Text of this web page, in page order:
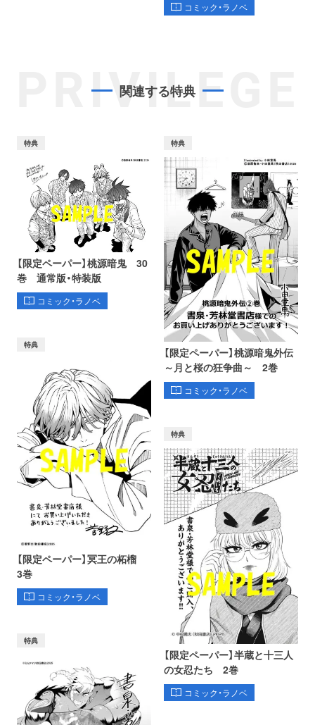
コミック・ラノベ
PRIVILEGE
関連する特典
特典
【限定ペーパー】桃源暗鬼 30
巻 通常版・特装版
コミック・ラノベ
特典
【限定ペーパー】桃源暗鬼外伝
～月と桜の狂争曲～ 2巻
コミック・ラノベ
特典
【限定ペーパー】冥王の柘榴
3巻
コミック・ラノベ
特典
【限定ペーパー】半蔵と十三人
の女忍たち 2巻
コミック・ラノベ
特典